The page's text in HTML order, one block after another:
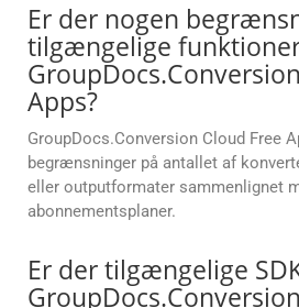
Er der nogen
tilgængelige
Apps?
GroupDocs.Conversion Cloud Free
begrænsninger på antallet af
eller outputformater sammenlignet
abonnementsplaner.
Er der tilgængelige